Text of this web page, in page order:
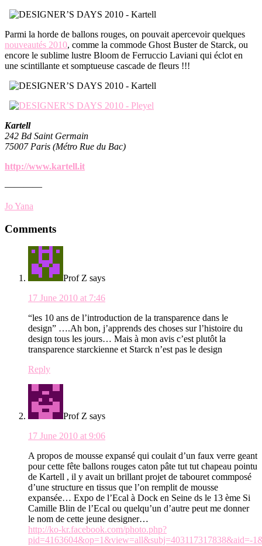
Parmi la horde de ballons rouges, on pouvait apercevoir quelques
nouveautés 2010, comme la commode Ghost Buster de Starck, ou
encore le sublime lustre Bloom de Ferruccio Laviani qui éclot en
une scintillante et somptueuse cascade de fleurs !!!
Kartell
242 Bd Saint Germain
75007 Paris (Métro Rue du Bac)
http://www.kartell.it
————
Jo Yana
Reader
Interactions
Comments
Prof Z says
17 June 2010 at 7:46
“les 10 ans de l’introduction de la transparence dans le
design” ….Ah bon, j’apprends des choses sur l’histoire du
design tous les jours… Mais à mon avis c’est plutôt la
transparence starckienne et Starck n’est pas le design
Reply
Prof Z says
17 June 2010 at 9:06
A propos de mousse expansé qui coulait d’un faux verre geant
pour cette fête ballons rouges caton pâte tut tut chapeau pointu
de Kartell , il y avait un brillant projet de tabouret commposé
d’une structure en tissus que l’on remplit de mousse
expansée… Expo de l’Ecal à Dock en Seine ds le 13 ème Si
Camille Blin de l’Ecal ou quelqu’un d’autre peut me donner
le nom de cette jeune designer…
http://ko-kr.facebook.com/photo.php?
pid=4163604&op=1&view=all&subj=403117317838&aid=-